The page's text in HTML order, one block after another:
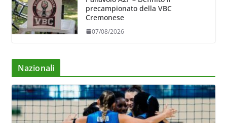
precampionato della VBC
Cremonese
07/08/2026
Nazionali